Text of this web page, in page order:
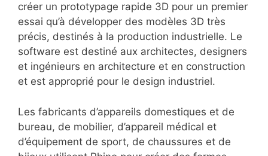
créer un prototypage rapide 3D pour un premier
essai qu’à développer des modèles 3D très
précis, destinés à la production industrielle. Le
software est destiné aux architectes, designers
et ingénieurs en architecture et en construction
et est approprié pour le design industriel.
Les fabricants d’appareils domestiques et de
bureau, de mobilier, d’appareil médical et
d’équipement de sport, de chaussures et de